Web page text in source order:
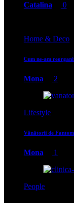
Catalina 0
Home & Deco
Cum ne-am
Mona 2
Lifestyle
Vânătorii de
Mona 1
People